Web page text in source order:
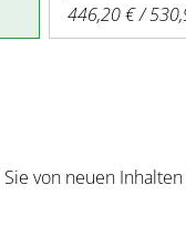
446,20 € /
Sie von neuen